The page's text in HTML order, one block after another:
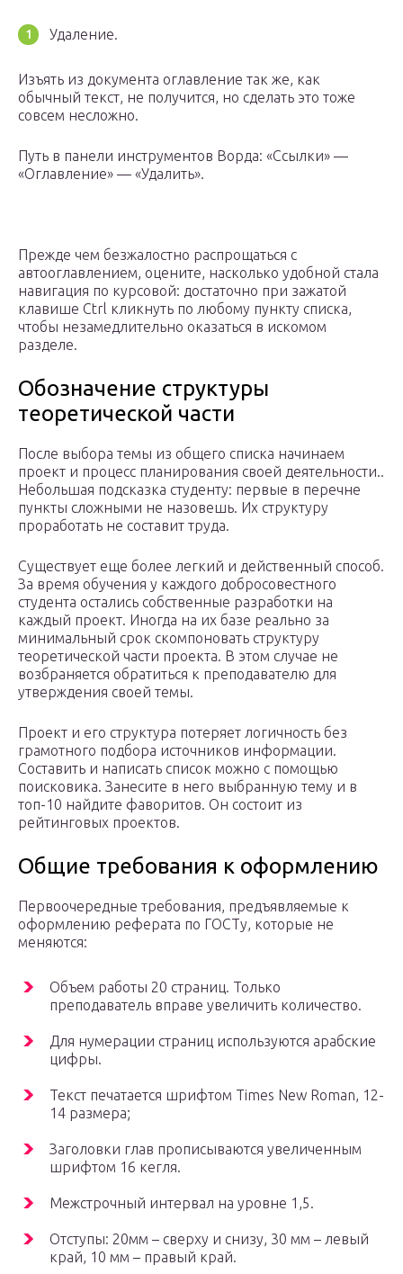
Удаление.
Изъять из документа оглавление так же, как
обычный текст, не получится, но сделать это тоже
совсем несложно.
Путь в панели инструментов Ворда: «Ссылки» —
«Оглавление» — «Удалить».
Прежде чем безжалостно распрощаться с
автооглавлением, оцените, насколько удобной стала
навигация по курсовой: достаточно при зажатой
клавише Ctrl кликнуть по любому пункту списка,
чтобы незамедлительно оказаться в искомом
разделе.
Обозначение структуры
теоретической части
После выбора темы из общего списка начинаем
проект и процесс планирования своей деятельности..
Небольшая подсказка студенту: первые в перечне
пункты сложными не назовешь. Их структуру
проработать не составит труда.
Существует еще более легкий и действенный способ.
За время обучения у каждого добросовестного
студента остались собственные разработки на
каждый проект. Иногда на их базе реально за
минимальный срок скомпоновать структуру
теоретической части проекта. В этом случае не
возбраняется обратиться к преподавателю для
утверждения своей темы.
Проект и его структура потеряет логичность без
грамотного подбора источников информации.
Составить и написать список можно с помощью
поисковика. Занесите в него выбранную тему и в
топ-10 найдите фаворитов. Он состоит из
рейтинговых проектов.
Общие требования к оформлению
Первоочередные требования, предъявляемые к
оформлению реферата по ГОСТу, которые не
меняются:
Объем работы 20 страниц. Только
преподаватель вправе увеличить количество.
Для нумерации страниц используются арабские
цифры.
Текст печатается шрифтом Times New Roman, 12-
14 размера;
Заголовки глав прописываются увеличенным
шрифтом 16 кегля.
Межстрочный интервал на уровне 1,5.
Отступы: 20мм – сверху и снизу, 30 мм – левый
край, 10 мм – правый край.